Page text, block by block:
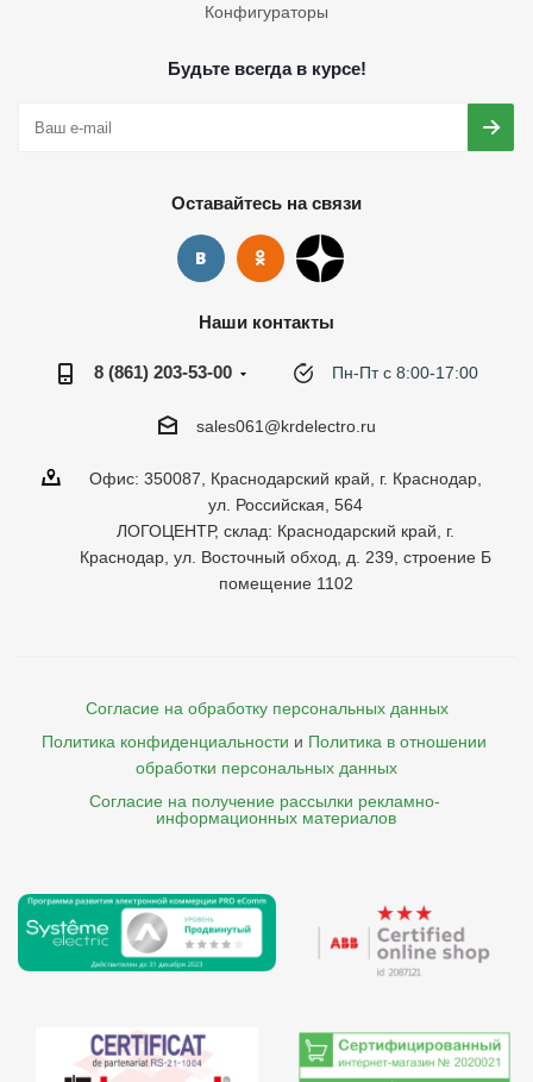
Конфигураторы
Будьте всегда в курсе!
Оставайтесь на связи
Наши контакты
8 (861) 203-53-00 Пн-Пт с 8:00-17:00
sales061@krdelectro.ru
Офис: 350087, Краснодарский край, г. Краснодар,
ул. Российская, 564
ЛОГОЦЕНТР, склад: Краснодарский край, г.
Краснодар, ул. Восточный обход, д. 239, строение Б
помещение 1102
Согласие на обработку персональных данных
Политика конфиденциальности и Политика в отношении
обработки персональных данных
Согласие на получение рассылки рекламно-
    информационных материалов